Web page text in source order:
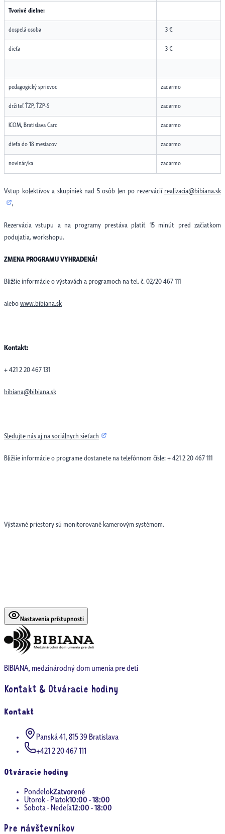
Tvorivé dielne:
dospelá osoba 3 €
dieťa 3 €
pedagogický sprievod zadarmo
držiteľ ŤZP, ŤZP-S zadarmo
ICOM, Bratislava Card zadarmo
dieťa do 18 mesiacov zadarmo
novinár/ka zadarmo
Vstup kolektívov a skupiniek nad 5 osôb len po rezervácií realizacia@bibiana.sk
,
Rezervácia vstupu a na programy prestáva platiť 15 minút pred začiatkom
podujatia, workshopu.
ZMENA PROGRAMU VYHRADENÁ!
Bližšie informácie o výstavách a programoch na tel. č. 02/20 467 111
alebo www.bibiana.sk
Kontakt:
+ 421 2 20 467 131
bibiana@bibiana.sk
Sledujte nás aj na sociálnych sieťach
Bližšie informácie o programe dostanete na telefónnom čísle: + 421 2 20 467 111
Výstavné priestory sú monitorované kamerovým systémom.
Nastavenia prístupnosti
BIBIANA, medzinárodný dom umenia pre deti
Kontakt & Otváracie hodiny
Kontakt
Panská 41, 815 39 Bratislava
+421 2 20 467 111
Otváracie hodiny
PondelokZatvorené
Utorok - Piatok10:00 - 18:00
Sobota - Nedeľa12:00 - 18:00
Pre návštevníkov